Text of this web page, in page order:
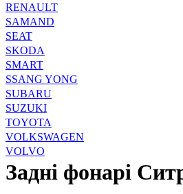
RENAULT
SAMAND
SEAT
SKODA
SMART
SSANG YONG
SUBARU
SUZUKI
TOYOTA
VOLKSWAGEN
VOLVO
Задні фонарі